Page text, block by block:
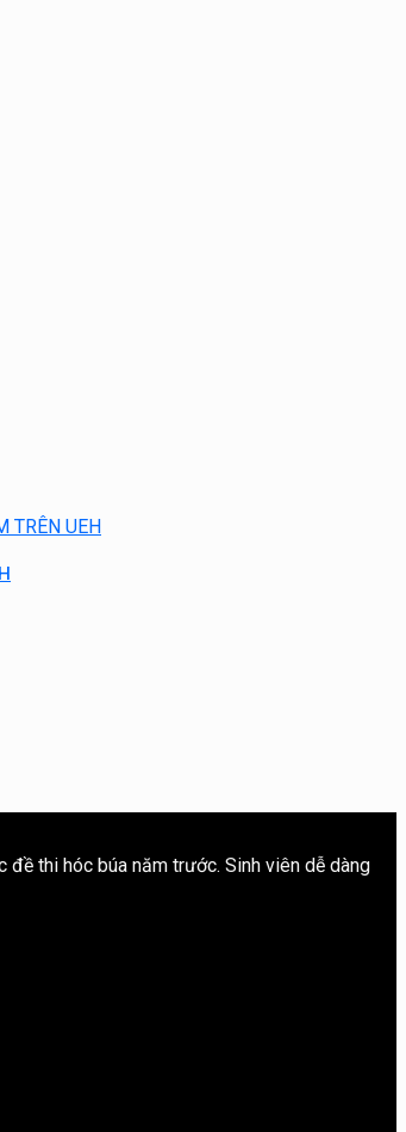
thi hóc búa năm trước. Sinh viên dễ dàng